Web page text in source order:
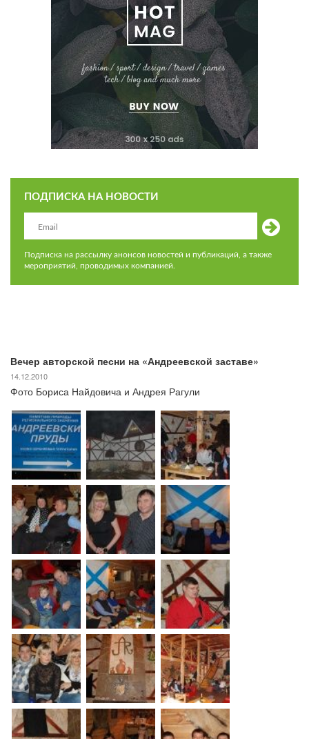
ПОДПИСКА НА НОВОСТИ
Подписка на рассылку анонсов новостей и публикаций, а также
мероприятий, проводимых компанией.
Вечер авторской песни на «Андреевской заставе»
14.12.2010
Фото Бориса Найдовича и Андрея Рагули